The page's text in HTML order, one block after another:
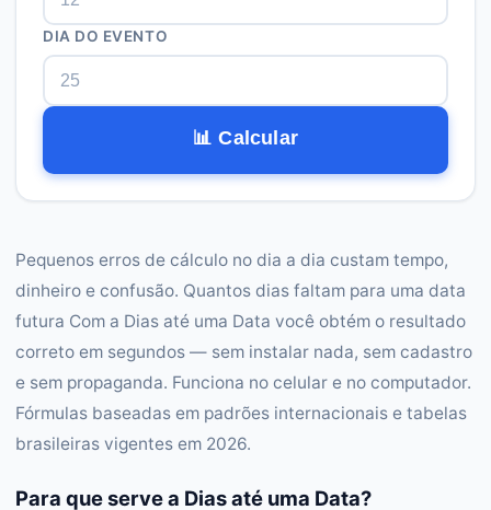
DIA DO EVENTO
📊 Calcular
Pequenos erros de cálculo no dia a dia custam tempo,
dinheiro e confusão. Quantos dias faltam para uma data
futura Com a Dias até uma Data você obtém o resultado
correto em segundos — sem instalar nada, sem cadastro
e sem propaganda. Funciona no celular e no computador.
Fórmulas baseadas em padrões internacionais e tabelas
brasileiras vigentes em 2026.
Para que serve a Dias até uma Data?